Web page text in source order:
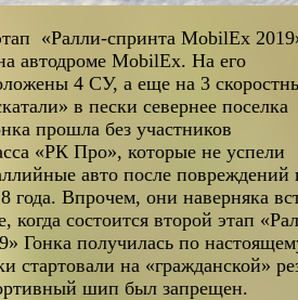
«Ралли-спринта MobilEx
автодроме MobilEx. На его
4 СУ, а еще на 3
в пески севернее поселка
прошла без участников
«РК Про», которые не успели
авто после повреждений
года. Впрочем, они наверняка
когда состоится второй этап
Гонка получилась по
стартовали на «гражданской»
шип был запрещен.